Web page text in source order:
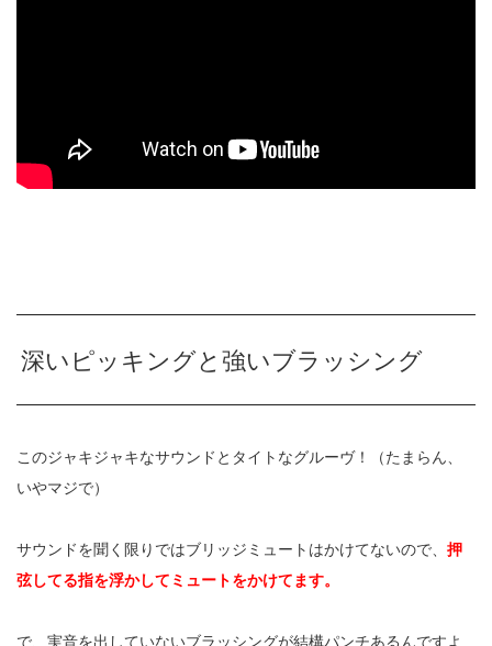
深いピッキングと強いブラッシング
このジャキジャキなサウンドとタイトなグルーヴ！（たまらん、
いやマジで）
サウンドを聞く限りではブリッジミュートはかけてないので、 押
弦してる指を浮かしてミュートをかけてます。
で、実音を出していないブラッシングが結構パンチあるんですよ